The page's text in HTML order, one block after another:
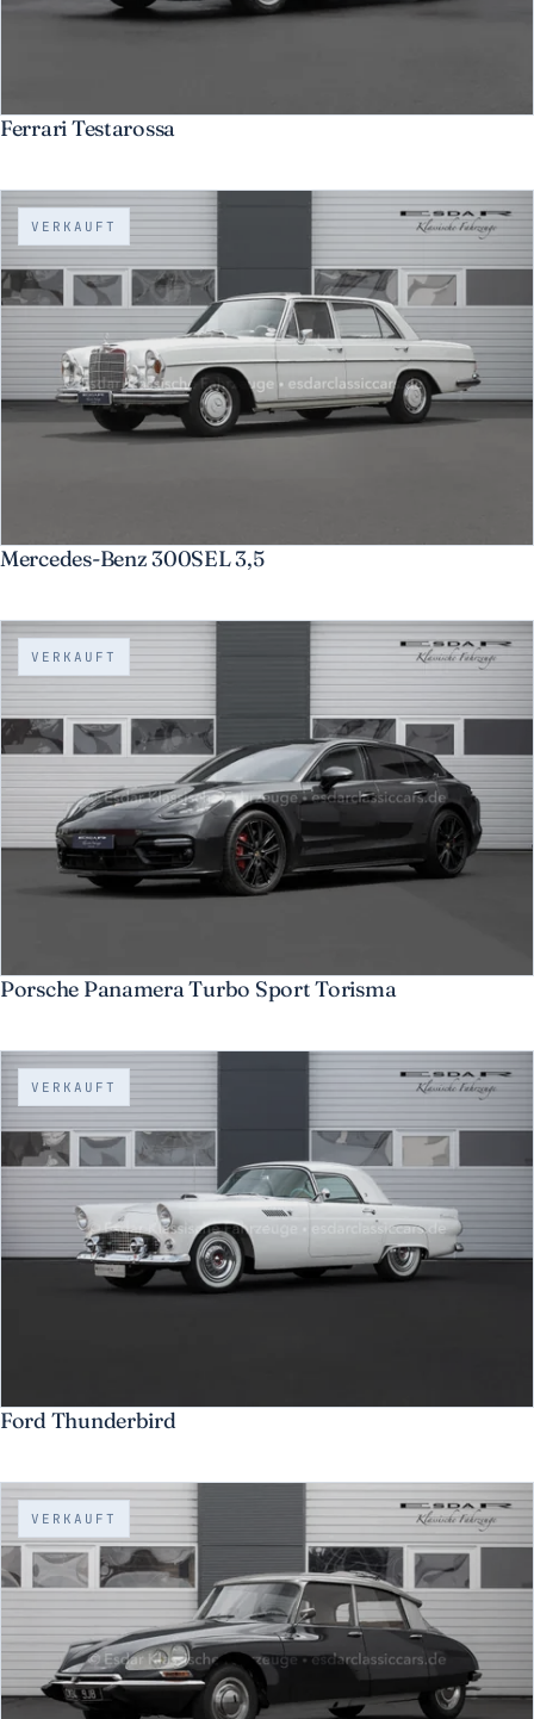
Ferrari Testarossa
VERKAUFT
Mercedes-Benz 300SEL 3,5
VERKAUFT
Porsche Panamera Turbo Sport Torisma
VERKAUFT
Ford Thunderbird
VERKAUFT